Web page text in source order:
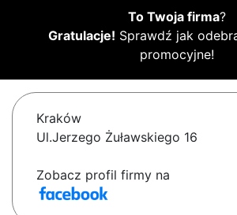
To Twoja firma?
Gratulacje! Sprawdź jak
promocyjne!
Kraków
Ul.Jerzego Żuławskiego 16
Zobacz profil firmy na